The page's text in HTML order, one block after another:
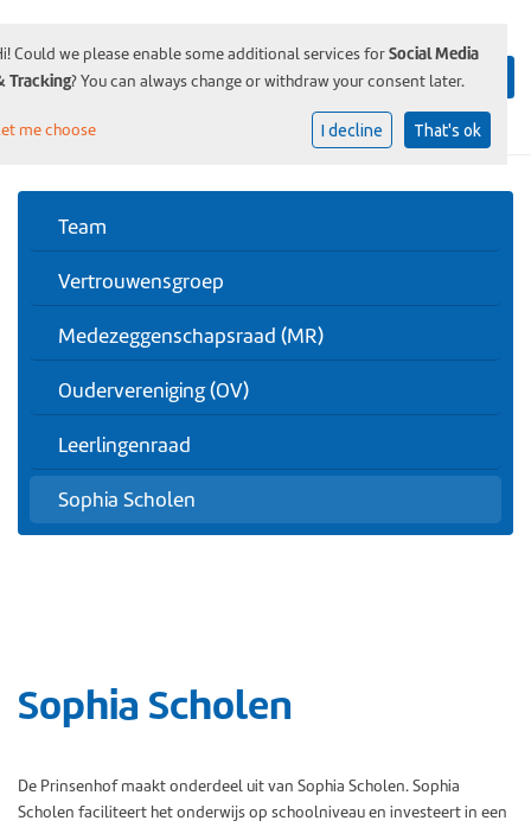
Team
Vertrouwensgroep
Medezeggenschapsraad (MR)
Oudervereniging (OV)
Leerlingenraad
Sophia Scholen
Sophia Scholen
De Prinsenhof maakt onderdeel uit van Sophia Scholen. Sophia
Scholen faciliteert het onderwijs op schoolniveau en investeert in een
Could we please enable some additional services forSocial Media
Tracking? You can always change or withdraw your consent later.
me choose I decline That's ok